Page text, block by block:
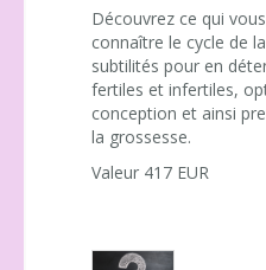
Découvrez ce qui
connaître le cycle de
subtilités pour en
fertiles et infertiles,
conception et ainsi
la grossesse.
Valeur 417 EUR